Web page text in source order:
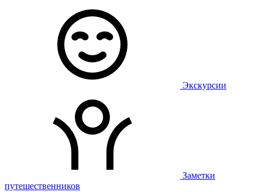
Экскурсии
Заметки
путешественников